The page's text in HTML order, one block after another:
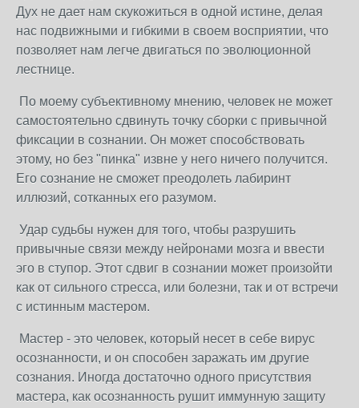
Дух не дает нам скукожиться в одной истине, делая
нас подвижными и гибкими в своем восприятии, что
позволяет нам легче двигаться по эволюционной
лестнице.
По моему субъективному мнению, человек не может
самостоятельно сдвинуть точку сборки с привычной
фиксации в сознании. Он может способствовать
этому, но без "пинка" извне у него ничего получится.
Его сознание не сможет преодолеть лабиринт
иллюзий, сотканных его разумом.
Удар судьбы нужен для того, чтобы разрушить
привычные связи между нейронами мозга и ввести
эго в ступор. Этот сдвиг в сознании может произойти
как от сильного стресса, или болезни, так и от встречи
с истинным мастером.
Мастер - это человек, который несет в себе вирус
осознанности, и он способен заражать им другие
сознания. Иногда достаточно одного присутствия
мастера, как осознанность рушит иммунную защиту